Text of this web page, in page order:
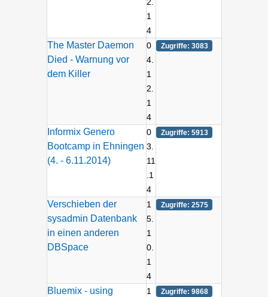
1
4
The Master Daemon
Died - Warnung vor
dem Killer
0
4.
1
2.
1
4
Zugriffe: 3083
Informix Genero
Bootcamp in Ehningen
(4. - 6.11.2014)
0
3.
11
.1
4
Zugriffe: 5913
Verschieben der
sysadmin Datenbank
in einen anderen
DBSpace
1
5.
1
0.
1
4
Zugriffe: 2575
Bluemix - using
1
Zugriffe: 9868